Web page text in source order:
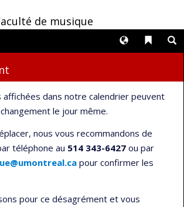
de musique
Liens
Langues
affichées dans notre calendrier peuvent
le jour même.
nous vous recommandons de
téléphone au 514 343-6427 ou par
pour confirmer les
pour ce désagrément et vous